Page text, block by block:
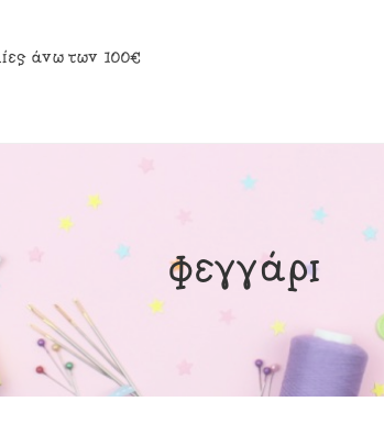
Δώρα
Δωματίου
Μόμπιλε Κούνιας
Κουτιά
Κοσμήματα
άνω των 100€
φεγγάρι